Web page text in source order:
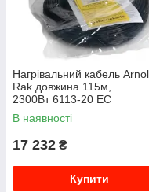
Нагрівальний кабель
Rak довжина 115м,
2300Вт 6113-20 EC
В наявності
17 232 ₴
Купити